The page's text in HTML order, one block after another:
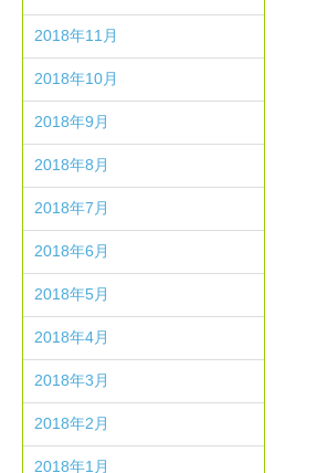
2018年11月
2018年10月
2018年9月
2018年8月
2018年7月
2018年6月
2018年5月
2018年4月
2018年3月
2018年2月
2018年1月